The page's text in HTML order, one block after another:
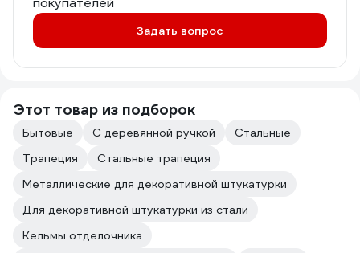
Задать вопрос
Этот товар из подборок
Бытовые С деревянной ручкой
Стальные
Трапеция
Стальные трапеция
Металлические для декоративной штукатурки
Для декоративной штукатурки из стали
Кельмы отделочника